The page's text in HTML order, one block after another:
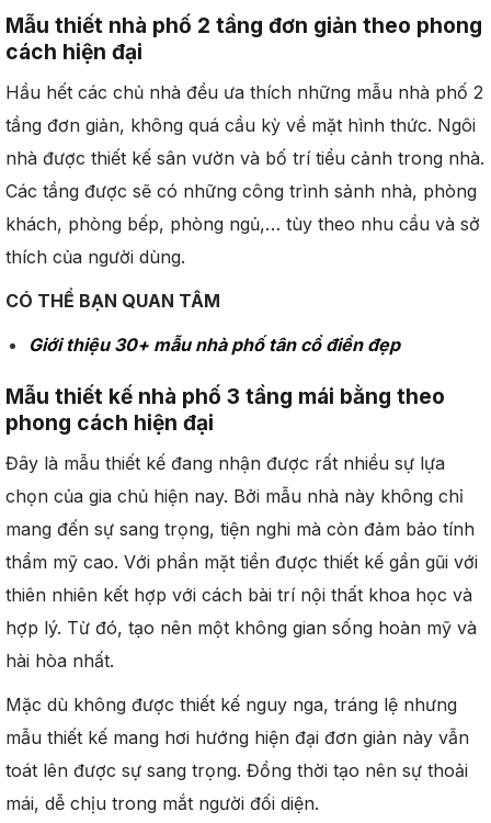
Mẫu thiết nhà phố 2 tầng đơn giản theo phong
cách hiện đại
Hầu hết các chủ nhà đều ưa thích những mẫu nhà phố 2
tầng đơn giản, không quá cầu kỳ về mặt hình thức. Ngôi
nhà được thiết kế sân vườn và bố trí tiểu cảnh trong nhà.
Các tầng được sẽ có những công trình sảnh nhà, phòng
khách, phòng bếp, phòng ngủ,… tùy theo nhu cầu và sở
thích của người dùng.
CÓ THỂ BẠN QUAN TÂM
Giới thiệu 30+ mẫu nhà phố tân cổ điển đẹp
Mẫu thiết kế nhà phố 3 tầng mái bằng theo
phong cách hiện đại
Đây là mẫu thiết kế đang nhận được rất nhiều sự lựa
chọn của gia chủ hiện nay. Bởi mẫu nhà này không chỉ
mang đến sự sang trọng, tiện nghi mà còn đảm bảo tính
thẩm mỹ cao. Với phần mặt tiền được thiết kế gần gũi với
thiên nhiên kết hợp với cách bài trí nội thất khoa học và
hợp lý. Từ đó, tạo nên một không gian sống hoàn mỹ và
hài hòa nhất.
Mặc dù không được thiết kế nguy nga, tráng lệ nhưng
mẫu thiết kế mang hơi hướng hiện đại đơn giản này vẫn
toát lên được sự sang trọng. Đồng thời tạo nên sự thoải
mái, dễ chịu trong mắt người đối diện.